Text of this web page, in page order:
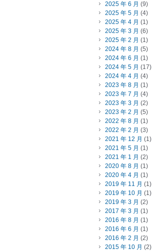
2025 年 6 月 (9)
2025 年 5 月 (4)
2025 年 4 月 (1)
2025 年 3 月 (6)
2025 年 2 月 (1)
2024 年 8 月 (5)
2024 年 6 月 (1)
2024 年 5 月 (17)
2024 年 4 月 (4)
2023 年 8 月 (1)
2023 年 7 月 (4)
2023 年 3 月 (2)
2023 年 2 月 (5)
2022 年 8 月 (1)
2022 年 2 月 (3)
2021 年 12 月 (1)
2021 年 5 月 (1)
2021 年 1 月 (2)
2020 年 8 月 (1)
2020 年 4 月 (1)
2019 年 11 月 (1)
2019 年 10 月 (1)
2019 年 3 月 (2)
2017 年 3 月 (1)
2016 年 8 月 (1)
2016 年 6 月 (1)
2016 年 2 月 (2)
2015 年 10 月 (2)